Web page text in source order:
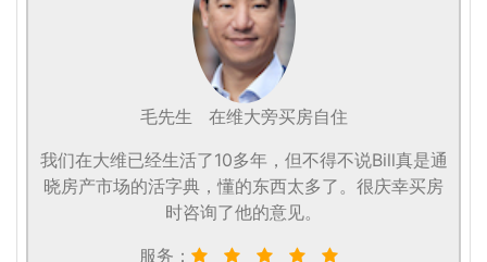
毛先生
在维大旁买房自住
我们在大维已经生活了10多年，但不得不说Bill真是通
晓房产市场的活字典，懂的东西太多了。很庆幸买房
时咨询了他的意见。
服务：